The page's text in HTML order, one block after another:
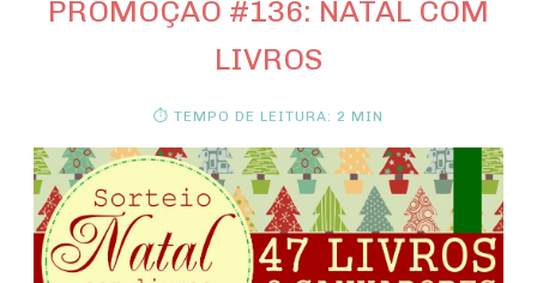
PROMOÇÃO #136: NATAL COM
LIVROS
⏱ TEMPO DE LEITURA: 2 MIN